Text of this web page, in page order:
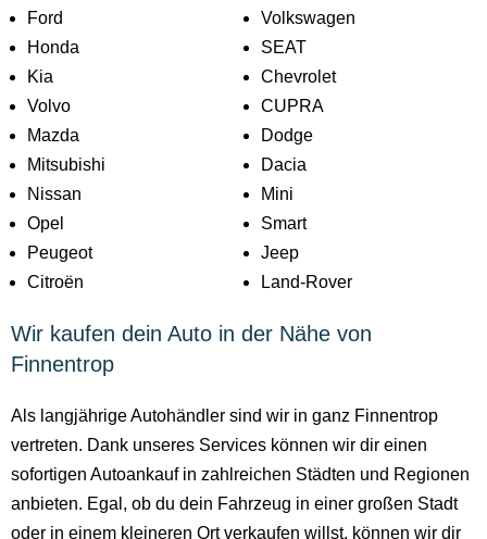
Ford
Honda
Kia
Volvo
Mazda
Mitsubishi
Nissan
Opel
Peugeot
Citroën
Volkswagen
SEAT
Chevrolet
CUPRA
Dodge
Dacia
Mini
Smart
Jeep
Land-Rover
Wir kaufen dein Auto in der Nähe von
Finnentrop
Als langjährige Autohändler sind wir in ganz Finnentrop
vertreten. Dank unseres Services können wir dir einen
sofortigen Autoankauf in zahlreichen Städten und Regionen
anbieten. Egal, ob du dein Fahrzeug in einer großen Stadt
oder in einem kleineren Ort verkaufen willst, können wir dir